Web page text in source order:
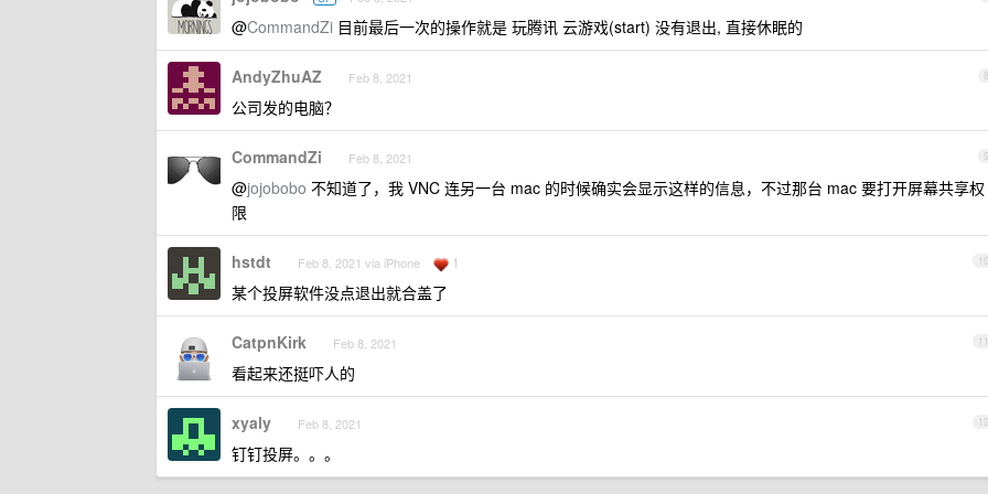
@CommandZi 目前最后一次的操作就是 玩腾讯 云游戏(start) 没有退出, 直接休眠的
8
AndyZhuAZ Feb 8, 2021
公司发的电脑？
9
CommandZi Feb 8, 2021
@jojobobo 不知道了，我 VNC 连另一台 mac 的时候确实会显示这样的信息，不过那台 mac 要打开屏幕共享权
限
10
hstdt Feb 8, 2021 via iPhone 1
某个投屏软件没点退出就合盖了
11
CatpnKirk Feb 8, 2021
看起来还挺吓人的
12
xyaly Feb 8, 2021
钉钉投屏。。。